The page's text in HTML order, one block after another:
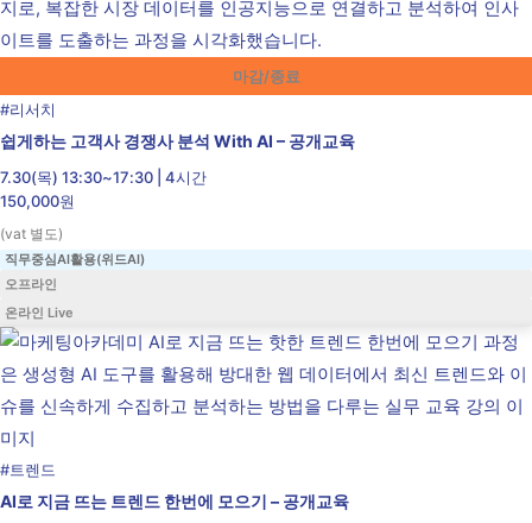
마감/종료
#리서치
쉽게하는 고객사 경쟁사 분석 With AI – 공개교육
7.30(목) 13:30~17:30 | 4시간
150,000원
(vat 별도)
직무중심AI활용(위드AI)
오프라인
온라인 Live
#트렌드
AI로 지금 뜨는 트렌드 한번에 모으기 – 공개교육